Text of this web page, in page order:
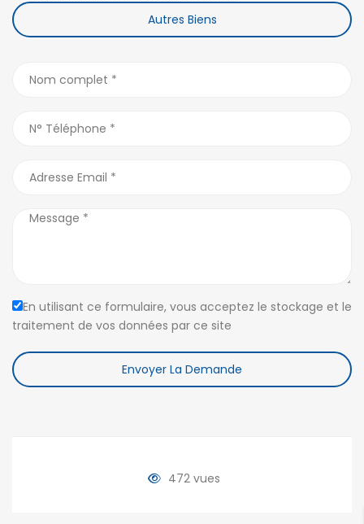
Autres Biens
En utilisant ce formulaire, vous acceptez le stockage et le
traitement de vos données par ce site
Envoyer La Demande
472 vues